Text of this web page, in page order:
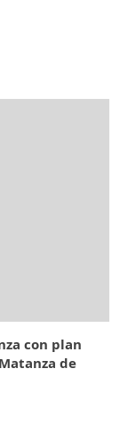
con plan
de